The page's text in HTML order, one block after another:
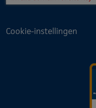
Cookie-instellingen